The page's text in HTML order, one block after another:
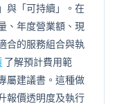
與「可持續」。在
、年度營業額、現
合的服務組合與執
了解預計費用範
屬建議書。這種做
報價透明度及執行